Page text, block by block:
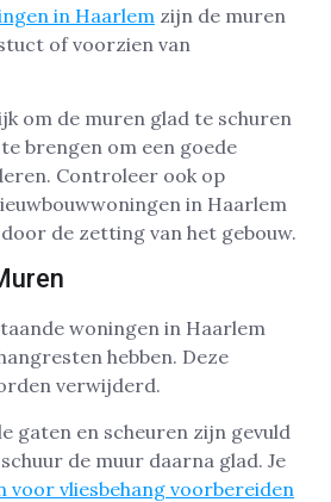
in Haarlem zijn de muren
of voorzien van
om de muren glad te schuren
brengen om een goede
Controleer ook op
in Haarlem
door de zetting van het gebouw.
woningen in Haarlem
hebben. Deze
verwijderd.
gaten en scheuren zijn gevuld
de muur daarna glad. Je
voor vliesbehang voorbereiden